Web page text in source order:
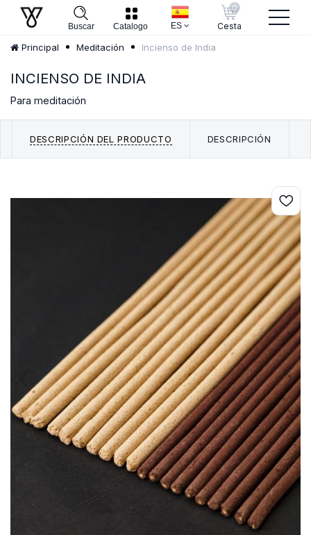
Buscar Catalogo ES
0
Cesta
Principal Meditación Incienso de India
INCIENSO DE INDIA
Para meditación
DESCRIPCIÓN DEL PRODUCTO DESCRIPCIÓN